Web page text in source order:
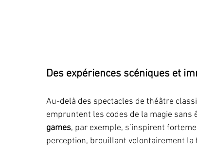
Des expériences scéniques et
Au-delà des spectacles de théâtre
empruntent les codes de la magie
games, par exemple, s’inspirent
perception, brouillant volontairement la